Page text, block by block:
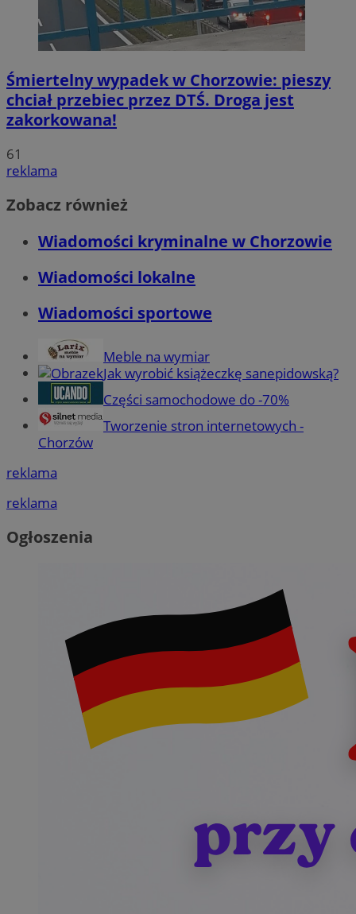
Śmiertelny wypadek w Chorzowie: pieszy
chciał przebiec przez DTŚ. Droga jest
zakorkowana!
61
reklama
Zobacz również
Wiadomości kryminalne w Chorzowie
Wiadomości lokalne
Wiadomości sportowe
Meble na wymiar
Jak wyrobić książeczkę sanepidowską?
Części samochodowe do -70%
Tworzenie stron internetowych -
Chorzów
reklama
reklama
Ogłoszenia